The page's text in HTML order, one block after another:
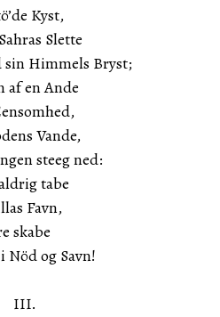
Kyst,
Slette
sin Himmels Bryst;
af en Ande
Vande,
steeg ned:
tabe
Favn,
skabe
og Savn!
III.